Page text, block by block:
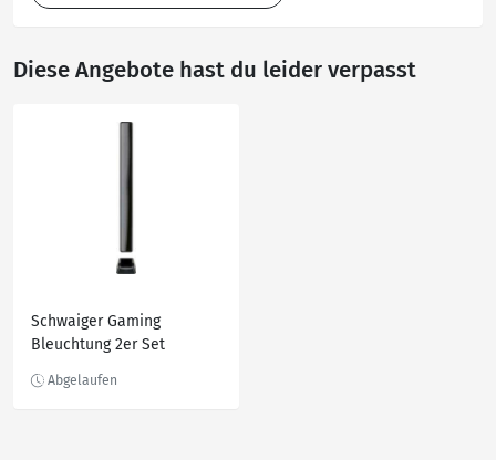
Diese Angebote hast du leider verpasst
Schwaiger Gaming
Bleuchtung 2er Set